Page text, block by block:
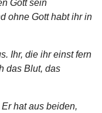
Gott sein
ohne Gott habt ihr in
Ihr, die ihr einst fern
das Blut, das
hat aus beiden,